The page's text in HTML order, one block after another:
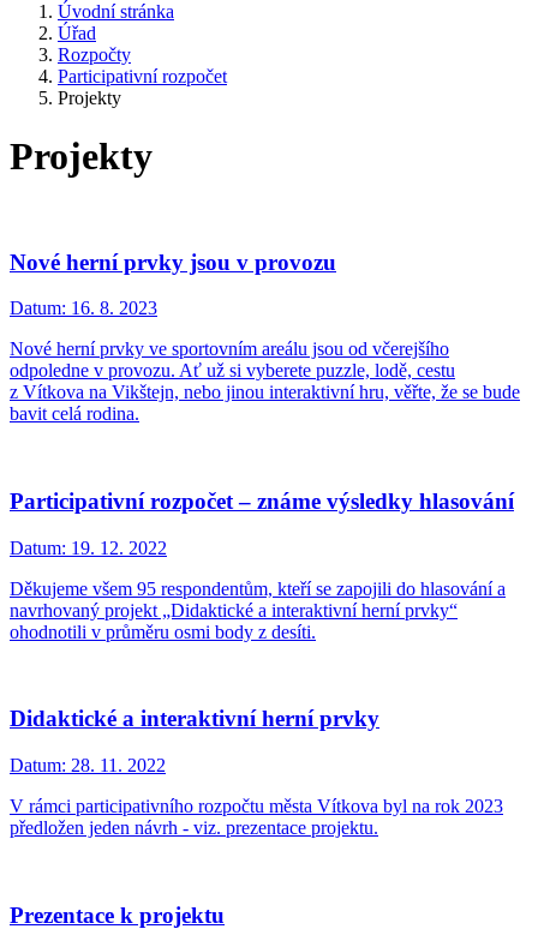
Úvodní stránka
Úřad
Rozpočty
Participativní rozpočet
Projekty
Projekty
Nové herní prvky jsou v provozu
Datum: 16. 8. 2023
Nové herní prvky ve sportovním areálu jsou od včerejšího
odpoledne v provozu. Ať už si vyberete puzzle, lodě, cestu
z Vítkova na Vikštejn, nebo jinou interaktivní hru, věřte, že se bude
bavit celá rodina.
Participativní rozpočet – známe výsledky hlasování
Datum: 19. 12. 2022
Děkujeme všem 95 respondentům, kteří se zapojili do hlasování a
navrhovaný projekt „Didaktické a interaktivní herní prvky“
ohodnotili v průměru osmi body z desíti.
Didaktické a interaktivní herní prvky
Datum: 28. 11. 2022
V rámci participativního rozpočtu města Vítkova byl na rok 2023
předložen jeden návrh - viz. prezentace projektu.
Prezentace k projektu